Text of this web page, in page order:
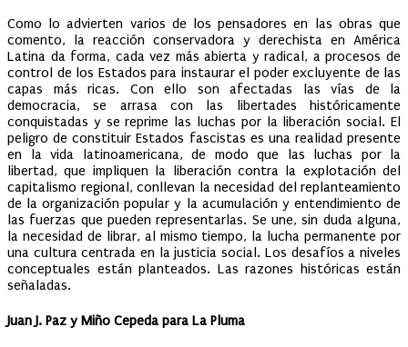
Como lo advierten varios de los pensadores en las obras que
comento, la reacción conservadora y derechista en América
Latina da forma, cada vez más abierta y radical, a procesos de
control de los Estados para instaurar el poder excluyente de las
capas más ricas. Con ello son afectadas las vías de la
democracia, se arrasa con las libertades históricamente
conquistadas y se reprime las luchas por la liberación social. El
peligro de constituir Estados fascistas es una realidad presente
en la vida latinoamericana, de modo que las luchas por la
libertad, que impliquen la liberación contra la explotación del
capitalismo regional, conllevan la necesidad del replanteamiento
de la organización popular y la acumulación y entendimiento de
las fuerzas que pueden representarlas. Se une, sin duda alguna,
la necesidad de librar, al mismo tiempo, la lucha permanente por
una cultura centrada en la justicia social. Los desafíos a niveles
conceptuales están planteados. Las razones históricas están
señaladas.
Juan J. Paz y Miño Cepeda para La Pluma